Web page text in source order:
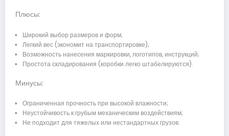
Плюсы:
Широкий выбор размеров и форм;
Легкий вес (экономит на транспортировке);
Возможность нанесения маркировки, логотипов, инструкций;
Простота складирования (коробки легко штабелируются).
Минусы:
Ограниченная прочность при высокой влажности;
Неустойчивость к грубым механическим воздействиям;
Не подходит для тяжелых или нестандартных грузов.